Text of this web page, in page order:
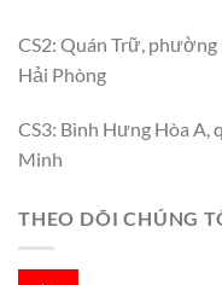
CS2: Quán Trữ,
Hải Phòng
CS3: Bình Hưng Hòa A,
Minh
THEO DÕI CHÚNG